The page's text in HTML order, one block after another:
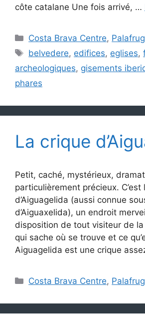
côte catalane Une fois arrivé, …
Catégories
Costa Brava Centre,
Étiquettes
belvedere, edifices, eglises,
archeologiques, gisements
phares
La crique
Petit, caché, mystérieux,
particulièrement précieux. C’est
d’Aiguagelida (aussi connue
d’Aiguaxelida), un endroit
disposition de tout visiteur de la
qui sache où se trouve et ce
Aiguagelida est une crique
Catégories
Costa Brava Centre,